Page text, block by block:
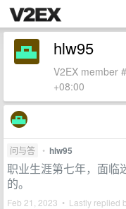
hlw95
V2EX member
+08:00
问与答 • hlw95
职业生涯第七年，面临
的。
Feb 21, 2023 • Lastly replied